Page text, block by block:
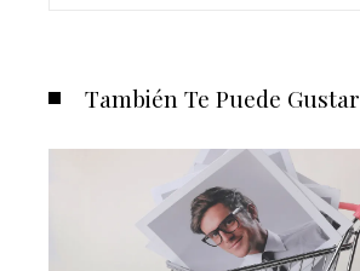
También Te Puede Gustar